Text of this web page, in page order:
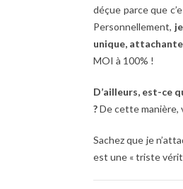
déçue parce que
Personnellement,
unique,
MOI à 100% !
D’ailleurs, est-ce
?De cette manière,
Sachez que je
est une « triste